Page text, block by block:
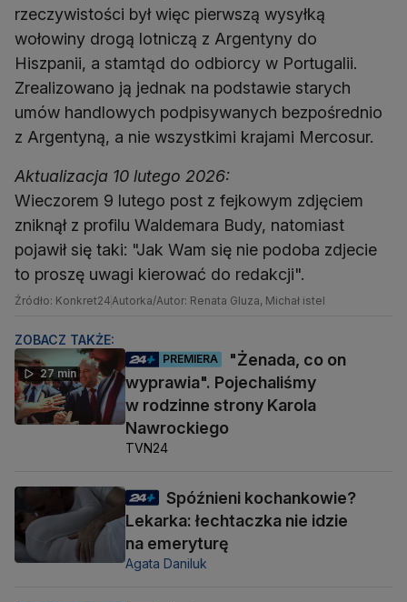
rzeczywistości był więc pierwszą wysyłką
wołowiny drogą lotniczą z Argentyny do
Hiszpanii, a stamtąd do odbiorcy w Portugalii.
Zrealizowano ją jednak na podstawie starych
umów handlowych podpisywanych bezpośrednio
z Argentyną, a nie wszystkimi krajami Mercosur.
Aktualizacja 10 lutego 2026:
Wieczorem 9 lutego post z fejkowym zdjęciem
zniknął z profilu Waldemara Budy, natomiast
pojawił się taki: "Jak Wam się nie podoba zdjecie
to proszę uwagi kierować do redakcji".
Źródło: Konkret24 Autorka/Autor: Renata Gluza, Michał istel
ZOBACZ TAKŻE:
27 min
PREMIERA
"Żenada, co on
wyprawia". Pojechaliśmy
w rodzinne strony Karola
Nawrockiego
TVN24
Spóźnieni kochankowie?
Lekarka: łechtaczka nie idzie
na emeryturę
Agata Daniluk